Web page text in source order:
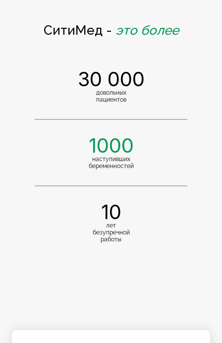
СитиМед - это более
30 000
довольных
пациентов
1000
наступивших
беременностей
10
лет
безупречной
работы